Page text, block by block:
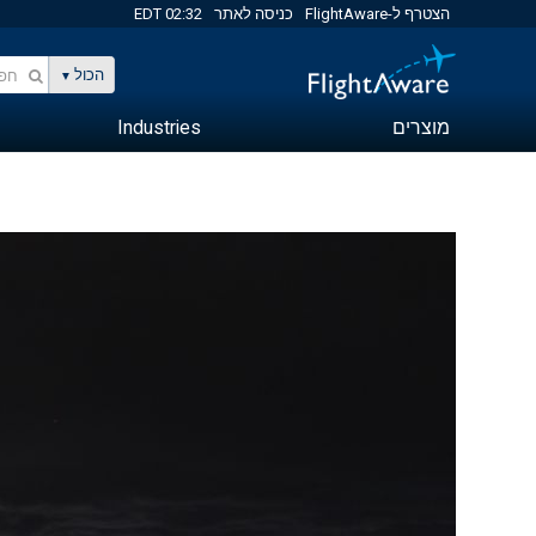
הצטרף ל-FlightAware כניסה לאתר 02:32 EDT
הכול
מוצרים Industries